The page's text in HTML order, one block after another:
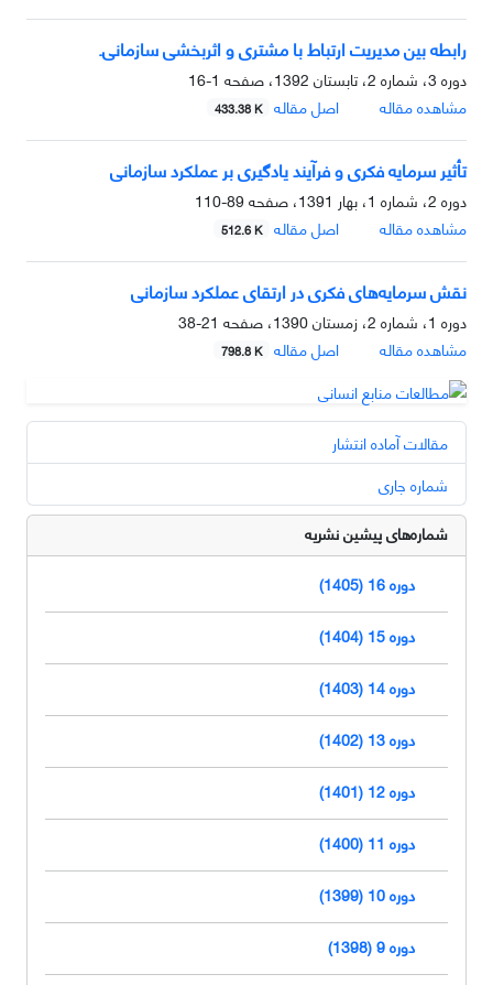
رابطه بین مدیریت ارتباط با مشتری و اثربخشی سازمانی.
دوره 3، شماره 2، تابستان 1392، صفحه
1-16
مشاهده مقاله
اصل مقاله 433.38 K
تأثیر سرمایه فکری و فرآیند یادگیری بر عملکرد سازمانی
دوره 2، شماره 1، بهار 1391، صفحه
89-110
مشاهده مقاله
اصل مقاله 512.6 K
نقش سرمایه‌های فکری در ارتقای عملکرد سازمانی
دوره 1، شماره 2، زمستان 1390، صفحه
21-38
مشاهده مقاله
اصل مقاله 798.8 K
مقالات آماده انتشار
شماره جاری
شماره‌های پیشین نشریه
دوره 16 (1405)
دوره 15 (1404)
دوره 14 (1403)
دوره 13 (1402)
دوره 12 (1401)
دوره 11 (1400)
دوره 10 (1399)
دوره 9 (1398)